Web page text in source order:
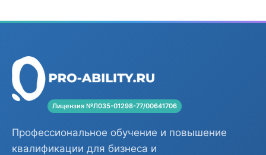
Лицензия №Л035-01298-77/00641706
Профессиональное обучение и повышение
квалификации для бизнеса и